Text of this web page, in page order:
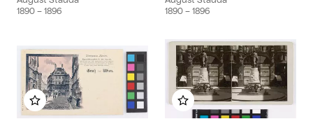
1890 – 1896
1890 – 1896
Zu meinem Album hinzufügenZu meinem Album